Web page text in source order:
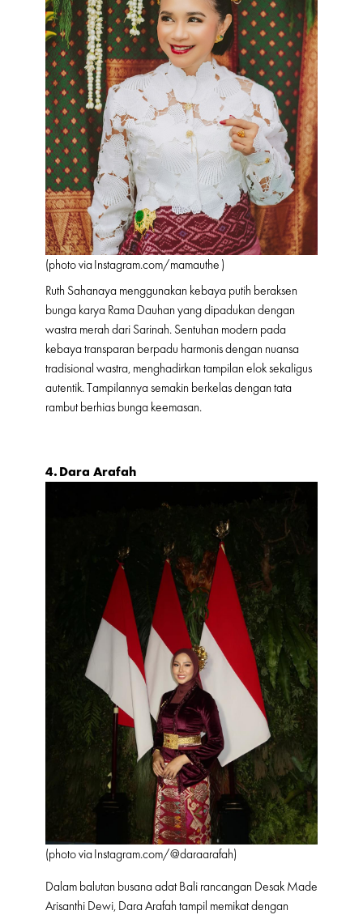
(photo via Instagram.com/mamauthe )
Ruth Sahanaya menggunakan kebaya putih beraksen
bunga karya Rama Dauhan yang dipadukan dengan
wastra merah dari Sarinah. Sentuhan modern pada
kebaya transparan berpadu harmonis dengan nuansa
tradisional wastra, menghadirkan tampilan elok sekaligus
autentik. Tampilannya semakin berkelas dengan tata
rambut berhias bunga keemasan.
4. Dara Arafah
(photo via Instagram.com/@daraarafah)
Dalam balutan busana adat Bali rancangan Desak Made
Arisanthi Dewi, Dara Arafah tampil memikat dengan